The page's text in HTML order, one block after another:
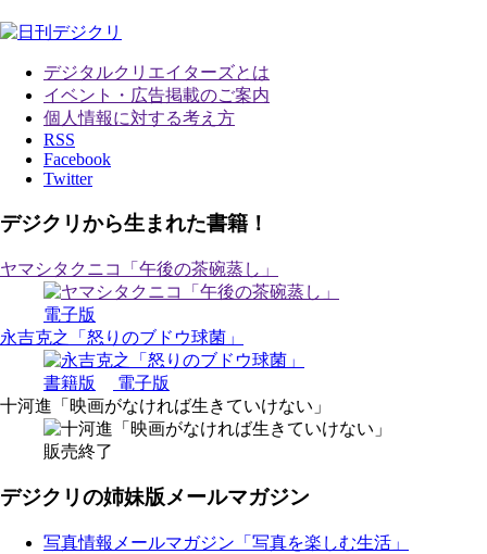
デジタルクリエイターズとは
イベント・広告掲載のご案内
個人情報に対する考え方
RSS
Facebook
Twitter
デジクリから生まれた書籍！
ヤマシタクニコ「午後の茶碗蒸し」
電子版
永吉克之「怒りのブドウ球菌」
書籍版
電子版
十河進「映画がなければ生きていけない」
販売終了
デジクリの姉妹版メールマガジン
写真情報メールマガジン「写真を楽しむ生活」